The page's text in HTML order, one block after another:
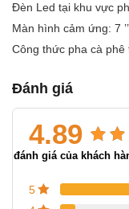
Đèn Led tại khu vực
Màn hình cảm ứng: 7
Công thức pha cà phê
Đánh giá
4.89
4.89
9
đánh giá của khách
5